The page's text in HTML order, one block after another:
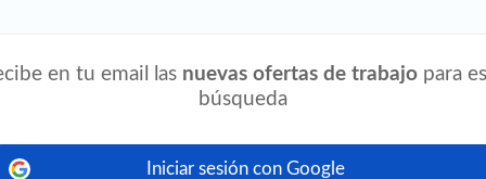
profesional en enfermería para el
• Contar con Titulo
en tu email las nuevas ofertas de trabajo para
búsqueda
Iniciar sesión con Google